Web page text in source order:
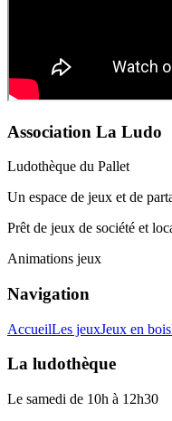
Association La Ludo
Ludothèque du Pallet
Un espace de jeux et de
Prêt de jeux de société et
Animations jeux
Navigation
AccueilLes jeuxJeux en bois
La ludothèque
Le samedi de 10h à 12h30